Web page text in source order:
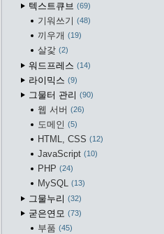
텍스트큐브 69
기워쓰기 48
끼우개 19
살갗 2
워드프레스 14
라이믹스 9
그물터 관리 90
웹 서버 26
도메인 5
HTML, CSS 12
JavaScript 10
PHP 24
MySQL 13
그물누리 32
굳은연모 73
부품 45